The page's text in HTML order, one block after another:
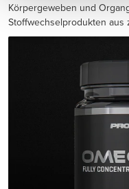
Körpergeweben und
Stoffwechselprodukten aus